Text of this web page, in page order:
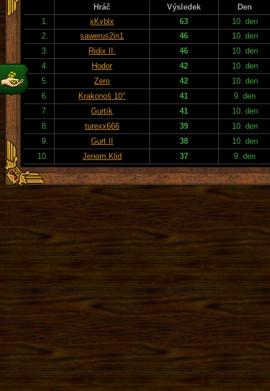
Hráč Výsledek
Den
1.
xKyblx 63
10. den
2.
sawerus2in1 46
10. den
3.
Ridix II. 46
10. den
4.
Hodor 42
10. den
5.
Zero 42
10. den
6.
Krakonoš 10° 41
9. den
7.
Gurtík 41
10. den
8.
turexx666 39
10. den
9.
Gurt II 38
10. den
10.
Jenom Klid 37 9. den